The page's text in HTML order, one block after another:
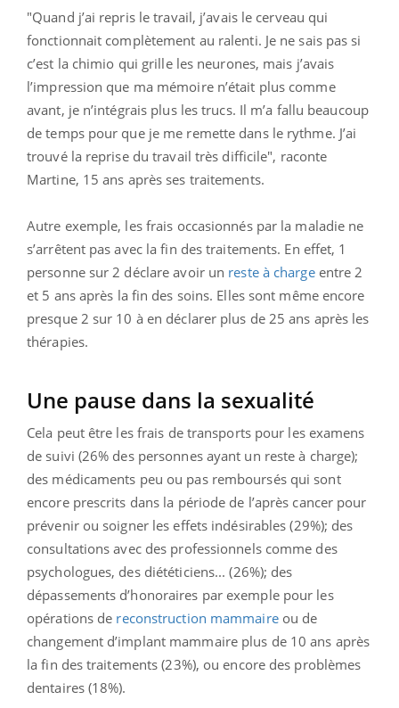
"Quand j’ai repris le travail, j’avais le cerveau qui
fonctionnait complètement au ralenti. Je ne sais pas si
c’est la chimio qui grille les neurones, mais j’avais
l’impression que ma mémoire n’était plus comme
avant, je n’intégrais plus les trucs. Il m’a fallu beaucoup
de temps pour que je me remette dans le rythme. J’ai
trouvé la reprise du travail très difficile", raconte
Martine, 15 ans après ses traitements.
Autre exemple, les frais occasionnés par la maladie ne
s’arrêtent pas avec la fin des traitements. En effet, 1
personne sur 2 déclare avoir un reste à chargeentre 2
et 5 ans après la fin des soins. Elles sont même encore
presque 2 sur 10 à en déclarer plus de 25 ans après les
thérapies.
Une pause dans la sexualité
Cela peut être les frais de transports pour les examens
de suivi (26% des personnes ayant un reste à charge);
des médicaments peu ou pas remboursés qui sont
encore prescrits dans la période de l’après cancer pour
prévenir ou soigner les effets indésirables (29%); des
consultations avec des professionnels comme des
psychologues, des diététiciens... (26%); des
dépassements d’honoraires par exemple pour les
opérations de reconstruction mammaireou de
changement d’implant mammaire plus de 10 ans après
la fin des traitements (23%), ou encore des problèmes
dentaires (18%).